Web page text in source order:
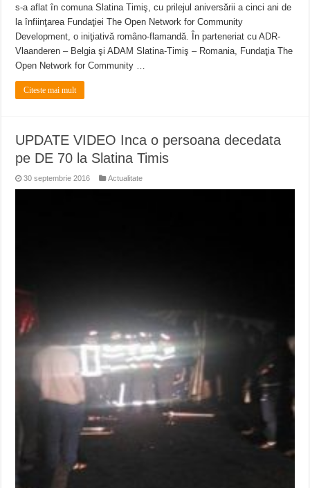
s-a aflat în comuna Slatina Timiş, cu prilejul aniversării a cinci ani de
la înfiinţarea Fundaţiei The Open Network for Community
Development, o iniţiativă româno-flamandă. În parteneriat cu ADR-
Vlaanderen – Belgia şi ADAM Slatina-Timiş – Romania, Fundaţia The
Open Network for Community …
Citeste mai mult
UPDATE VIDEO Inca o persoana decedata
pe DE 70 la Slatina Timis
30 septembrie 2016 Actualitate